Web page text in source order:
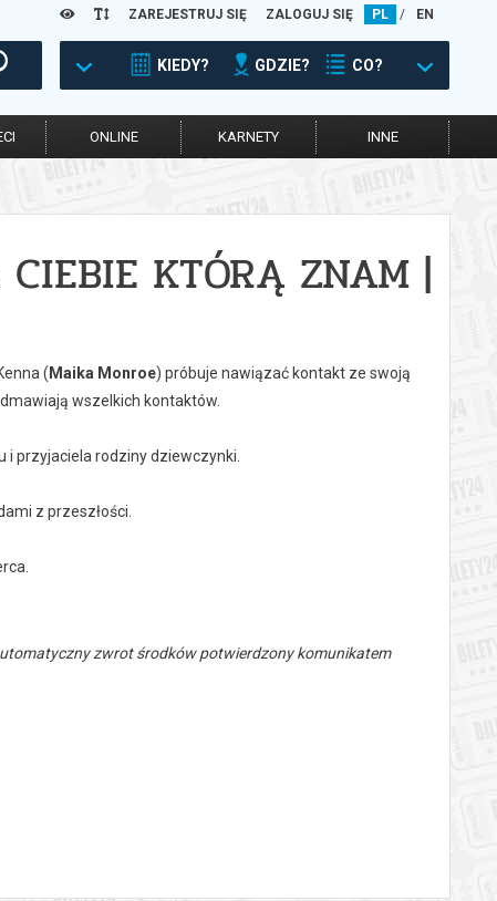
ZAREJESTRUJ SIĘ ZALOGUJ SIĘ PL / EN
KIEDY? GDZIE? CO?
ONLINE KARNETY INNE
KTÓRĄ ZNAM |
( Maika Monroe) próbuje nawiązać kontakt ze swoją
wszelkich kontaktów.
i przyjaciela rodziny dziewczynki.
z przeszłości.
zwrot środków potwierdzony komunikatem